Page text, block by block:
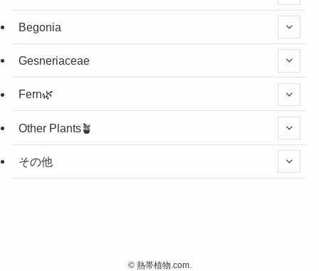
Begonia
Gesneriaceae
Fern🌿
Other Plants🪴
その他
©熱帯植物.com.